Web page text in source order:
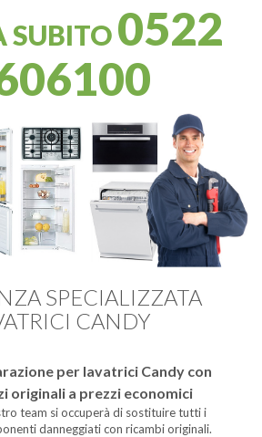
SUBITO0522
SPECIALIZZATA
CANDY
per lavatrici Candy con
originali a prezzi economici
team si occuperà di sostituire tutti i
danneggiati con ricambi originali.